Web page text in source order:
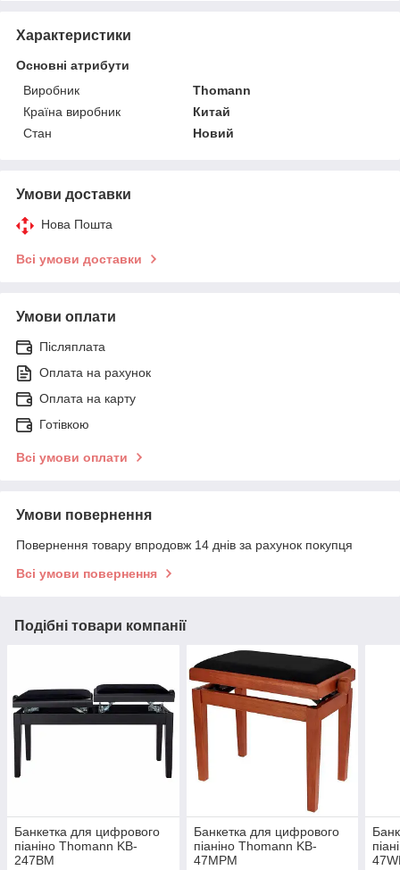
Характеристики
Основні атрибути
Виробник
Thomann
Країна виробник
Китай
Стан
Новий
Умови доставки
Нова Пошта
Всі умови доставки
Умови оплати
Післяплата
Оплата на рахунок
Оплата на карту
Готівкою
Всі умови оплати
Умови повернення
Повернення товару впродовж 14 днів за рахунок покупця
Всі умови повернення
Подібні товари компанії
Банкетка для цифрового
піаніно Thomann KB-
247BM
Банкетка для цифрового
піаніно Thomann KB-
47MPM